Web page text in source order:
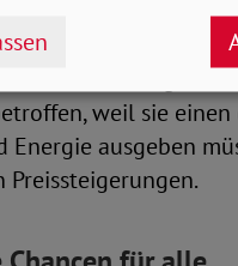
mit niedrigen
weil sie
Energie ausgeben
Preissteigerungen.